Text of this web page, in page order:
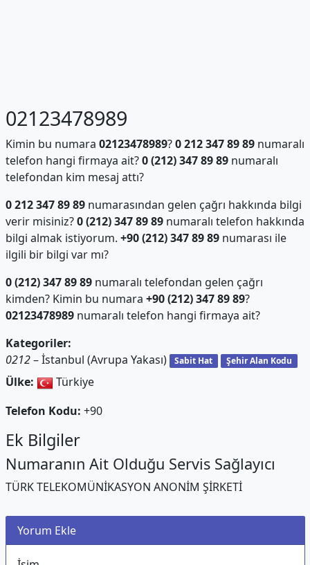
02123478989
Kimin bu numara 02123478989?0 212 347 89 89numaralı
telefon hangi firmaya ait?0 (212) 347 89 89numaralı
telefondan kim mesaj attı?
0 212 347 89 89numarasından gelen çağrı hakkında bilgi
verir misiniz?0 (212) 347 89 89numaralı telefon hakkında
bilgi almak istiyorum. +90 (212) 347 89 89numarası ile
ilgili bir bilgi var mı?
0 (212) 347 89 89numaralı telefondan gelen çağrı
kimden? Kimin bu numara +90 (212) 347 89 89?
02123478989numaralı telefon hangi firmaya ait?
Kategoriler:
0212– İstanbul (Avrupa Yakası) Sabit Hat Şehir Alan Kodu
Ülke:
Türkiye
Telefon Kodu: +90
Ek Bilgiler
Numaranın Ait Olduğu Servis Sağlayıcı
TÜRK TELEKOMÜNİKASYON ANONİM ŞİRKETİ
Yorum Ekle